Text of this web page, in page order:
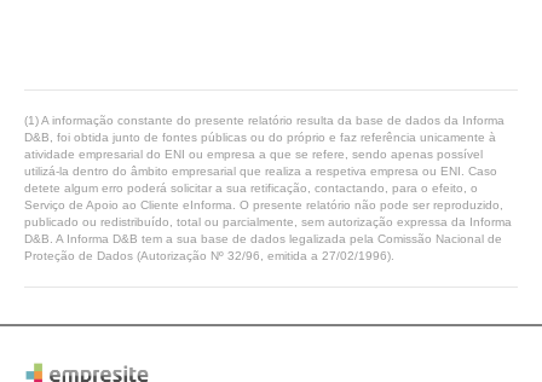
(1) A informação constante do presente relatório resulta da base de dados da Informa
D&B, foi obtida junto de fontes públicas ou do próprio e faz referência unicamente à
atividade empresarial do ENI ou empresa a que se refere, sendo apenas possível
utilizá-la dentro do âmbito empresarial que realiza a respetiva empresa ou ENI. Caso
detete algum erro poderá solicitar a sua retificação, contactando, para o efeito, o
Serviço de Apoio ao Cliente eInforma. O presente relatório não pode ser reproduzido,
publicado ou redistribuído, total ou parcialmente, sem autorização expressa da Informa
D&B. A Informa D&B tem a sua base de dados legalizada pela Comissão Nacional de
Proteção de Dados (Autorização Nº 32/96, emitida a 27/02/1996).